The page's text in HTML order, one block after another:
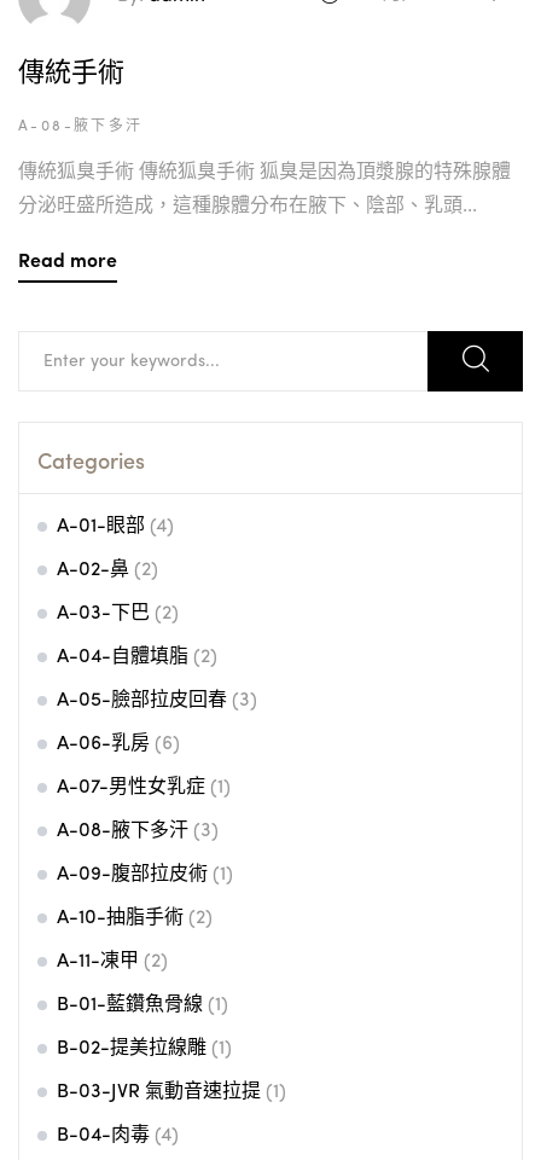
傳統手術
A-08-腋下多汗
傳統狐臭手術 傳統狐臭手術 狐臭是因為頂漿腺的特殊腺體
分泌旺盛所造成，這種腺體分布在腋下、陰部、乳頭...
Read more
Categories
A-01-眼部 (4)
A-02-鼻 (2)
A-03-下巴 (2)
A-04-自體填脂 (2)
A-05-臉部拉皮回春 (3)
A-06-乳房 (6)
A-07-男性女乳症 (1)
A-08-腋下多汗 (3)
A-09-腹部拉皮術 (1)
A-10-抽脂手術 (2)
A-11-凍甲 (2)
B-01-藍鑽魚骨線 (1)
B-02-提美拉線雕 (1)
B-03-JVR 氣動音速拉提 (1)
B-04-肉毒 (4)